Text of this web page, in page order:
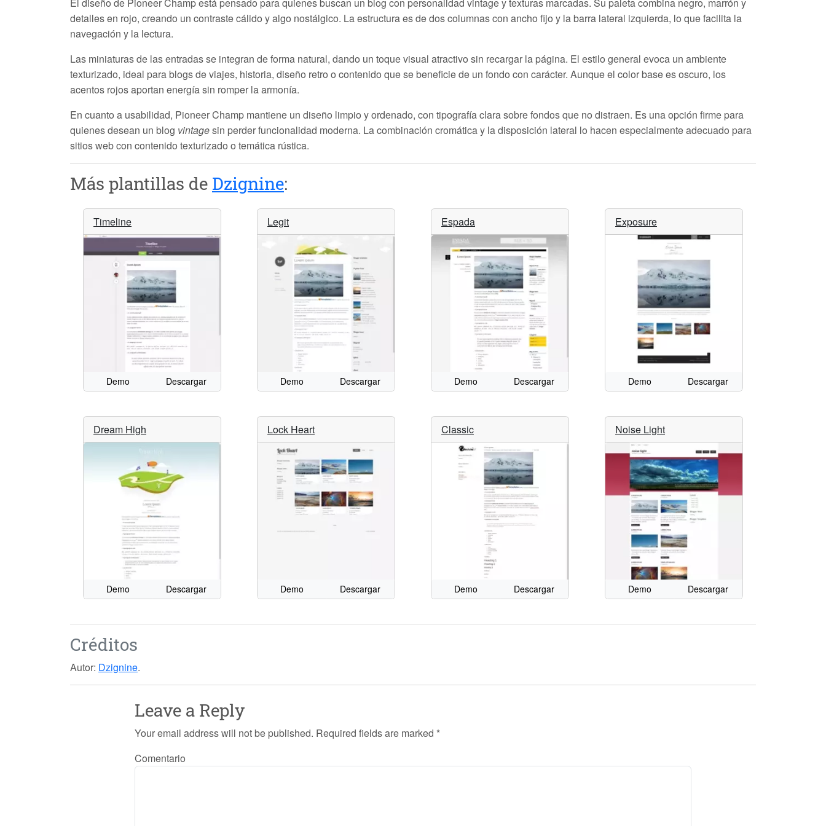
El diseño de Pioneer Champestá pensado para quienes buscan un blog con personalidad vintage y texturas marcadas. Su paleta combina negro, marrón y
detalles en rojo, creando un contraste cálido y algo nostálgico. La estructura es de dos columnas con ancho fijo y la barra lateral izquierda, lo que facilita la
navegación y la lectura.
Las miniaturas de las entradas se integran de forma natural, dando un toque visual atractivo sin recargar la página. El estilo general evoca un ambiente
texturizado, ideal para blogs de viajes, historia, diseño retro o contenido que se beneficie de un fondo con carácter. Aunque el color base es oscuro, los
acentos rojos aportan energía sin romper la armonía.
En cuanto a usabilidad, Pioneer Champ mantiene un diseño limpio y ordenado, con tipografía clara sobre fondos que no distraen. Es una opción firme para
quienes desean un blog vintagesin perder funcionalidad moderna. La combinación cromática y la disposición lateral lo hacen especialmente adecuado para
sitios web con contenido texturizado o temática rústica.
Más plantillas de Dzignine:
Timeline
Demo Descargar
Legit
Demo Descargar
Espada
Demo Descargar
Exposure
Demo Descargar
Dream High
Demo Descargar
Lock Heart
Demo Descargar
Classic
Demo Descargar
Noise Light
Demo Descargar
Créditos
Autor: Dzignine.
Leave a Reply
Your email address will not be published. Required fields are marked *
Comentario